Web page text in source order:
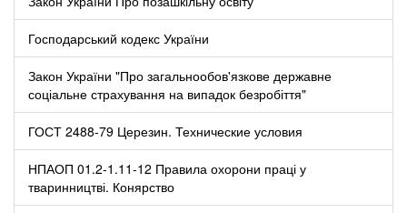
Господарський кодекс України
Закон України "Про загальнообов'язкове державне
соціальне страхування на випадок безробіття"
ГОСТ 2488-79 Церезин. Технические условия
НПАОП 01.2-1.11-12 Правила охорони праці у
тваринництві. Конярство